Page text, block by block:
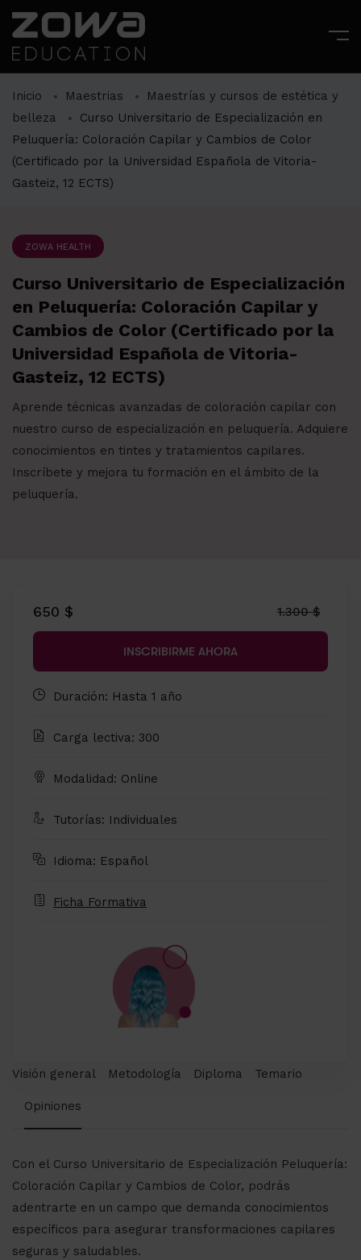
Inicio Maestrias
Maestrías y cursos de estética y
belleza
Curso Universitario de Especialización en
Peluquería: Coloración Capilar y Cambios de Color
(Certificado por la Universidad Española de Vitoria-
Gasteiz, 12 ECTS)
ZOWA HEALTH
Curso Universitario de Especialización
en Peluquería: Coloración Capilar y
Cambios de Color (Certificado por la
Universidad Española de Vitoria-
Gasteiz, 12 ECTS)
Aprende técnicas avanzadas de coloración capilar con
nuestro curso de especialización en peluquería. Adquiere
conocimientos en tintes y tratamientos capilares.
Inscríbete y mejora tu formación en el ámbito de la
peluquería.
Visión general Metodología Diploma Temario
Opiniones
Con el Curso Universitario de Especialización Peluquería:
Coloración Capilar y Cambios de Color, podrás
adentrarte en un campo que demanda conocimientos
específicos para asegurar transformaciones capilares
seguras y saludables.
650 $ 1.300 $
INSCRIBIRME AHORA
Duración: Hasta 1 año
Carga lectiva: 300
Modalidad: Online
Tutorías: Individuales
Idioma: Español
Ficha Formativa